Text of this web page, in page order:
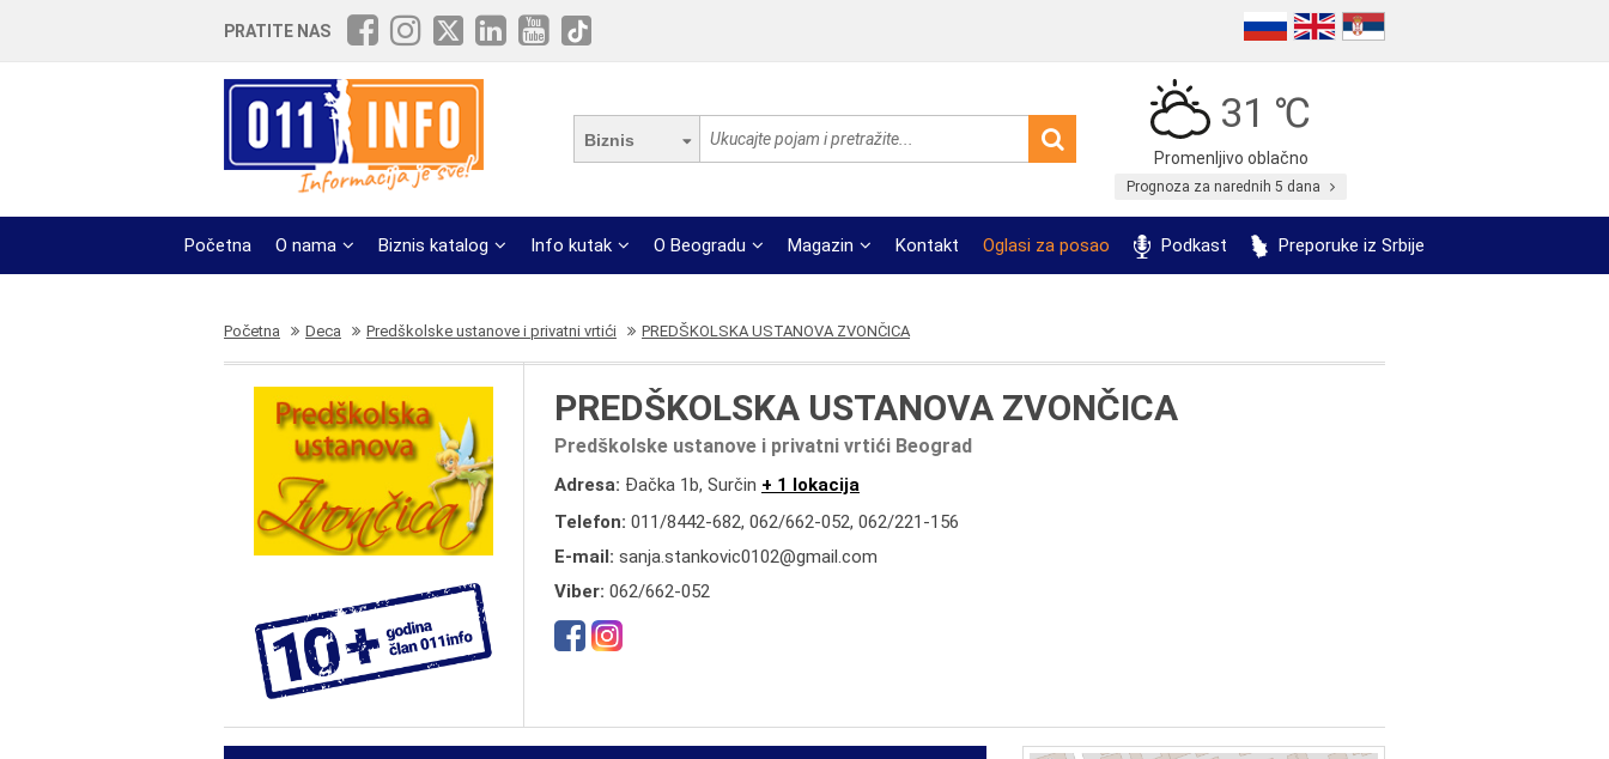
PRATITE NAS
Biznis
31 ℃
Promenljivo oblačno
Prognoza za narednih 5 dana
Početna O nama Biznis katalog Info kutak O Beogradu Magazin Kontakt Oglasi za posao Podkast Preporuke iz Srbije
Početna Deca Predškolske ustanove i privatni vrtići PREDŠKOLSKA USTANOVA ZVONČICA
PREDŠKOLSKA USTANOVA ZVONČICA
Predškolske ustanove i privatni vrtići Beograd
Adresa: Đačka 1b, Surčin + 1 lokacija
Telefon: 011/8442-682, 062/662-052, 062/221-156
E-mail: sanja.stankovic0102@gmail.com
Viber: 062/662-052